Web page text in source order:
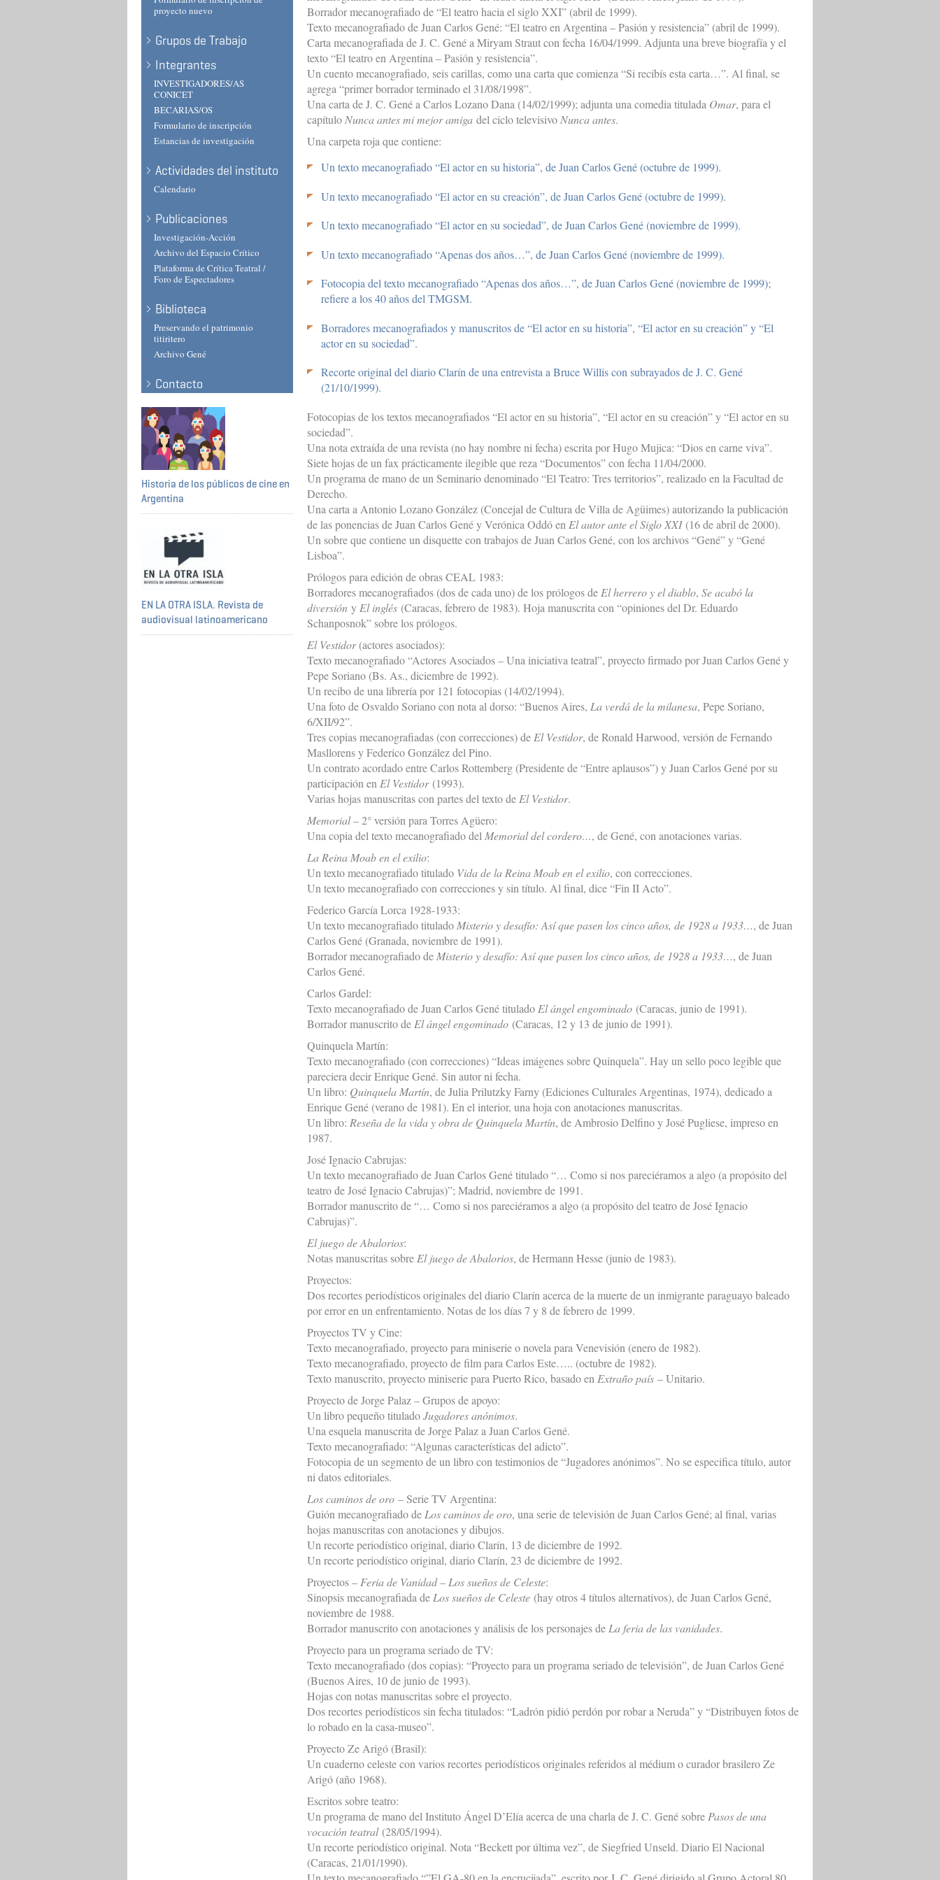
proyecto nuevo
Grupos de Trabajo
Integrantes
INVESTIGADORES/AS
CONICET
BECARIAS/OS
Formulario de inscripción
Estancias de investigación
Actividades del instituto
Calendario
Publicaciones
Investigación-Acción
Archivo del Espacio Crítico
Plataforma de Crítica Teatral /
Foro de Espectadores
Biblioteca
Preservando el patrimonio
titiritero
Archivo Gené
Contacto
Historia de los públicos de cine en
Argentina
EN LA OTRA ISLA. Revista de
audiovisual latinoamericano
Borrador mecanografiado de “El teatro hacia el siglo XXI” (abril de 1999).
Texto mecanografiado de Juan Carlos Gené: “El teatro en Argentina – Pasión y resistencia” (abril de 1999).
Carta mecanografiada de J. C. Gené a Miryam Straut con fecha 16/04/1999. Adjunta una breve biografía y el
texto “El teatro en Argentina – Pasión y resistencia”.
Un cuento mecanografiado, seis carillas, como una carta que comienza “Si recibís esta carta…”. Al final, se
agrega “primer borrador terminado el 31/08/1998”.
Una carta de J. C. Gené a Carlos Lozano Dana (14/02/1999); adjunta una comedia titulada Omar, para el
capítulo Nunca antes mi mejor amiga del ciclo televisivo Nunca antes.
Una carpeta roja que contiene:
Un texto mecanografiado “El actor en su historia”, de Juan Carlos Gené (octubre de 1999).
Un texto mecanografiado “El actor en su creación”, de Juan Carlos Gené (octubre de 1999).
Un texto mecanografiado “El actor en su sociedad”, de Juan Carlos Gené (noviembre de 1999).
Un texto mecanografiado “Apenas dos años…”, de Juan Carlos Gené (noviembre de 1999).
Fotocopia del texto mecanografiado “Apenas dos años…”, de Juan Carlos Gené (noviembre de 1999);
refiere a los 40 años del TMGSM.
Borradores mecanografiados y manuscritos de “El actor en su historia”, “El actor en su creación” y “El
actor en su sociedad”.
Recorte original del diario Clarín de una entrevista a Bruce Willis con subrayados de J. C. Gené
(21/10/1999).
Fotocopias de los textos mecanografiados “El actor en su historia”, “El actor en su creación” y “El actor en su
sociedad”.
Una nota extraída de una revista (no hay nombre ni fecha) escrita por Hugo Mujica: “Dios en carne viva”.
Siete hojas de un fax prácticamente ilegible que reza “Documentos” con fecha 11/04/2000.
Un programa de mano de un Seminario denominado “El Teatro: Tres territorios”, realizado en la Facultad de
Derecho.
Una carta a Antonio Lozano González (Concejal de Cultura de Villa de Agüimes) autorizando la publicación
de las ponencias de Juan Carlos Gené y Verónica Oddó en El autor ante el Siglo XXI(16 de abril de 2000).
Un sobre que contiene un disquette con trabajos de Juan Carlos Gené, con los archivos “Gené” y “Gené
Lisboa”.
Prólogos para edición de obras CEAL 1983:
Borradores mecanografiados (dos de cada uno) de los prólogos de El herrero y el diablo, Se acabó la
diversión y El inglés (Caracas, febrero de 1983). Hoja manuscrita con “opiniones del Dr. Eduardo
Schanposnok” sobre los prólogos.
El Vestidor(actores asociados):
Texto mecanografiado “Actores Asociados – Una iniciativa teatral”, proyecto firmado por Juan Carlos Gené y
Pepe Soriano (Bs. As., diciembre de 1992).
Un recibo de una librería por 121 fotocopias (14/02/1994).
Una foto de Osvaldo Soriano con nota al dorso: “Buenos Aires, La verdá de la milanesa, Pepe Soriano,
6/XII/92”.
Tres copias mecanografiadas (con correcciones) de El Vestidor, de Ronald Harwood, versión de Fernando
Masllorens y Federico González del Pino.
Un contrato acordado entre Carlos Rottemberg (Presidente de “Entre aplausos”) y Juan Carlos Gené por su
participación en El Vestidor(1993).
Varias hojas manuscritas con partes del texto de El Vestidor.
Memorial– 2° versión para Torres Agüero:
Una copia del texto mecanografiado del Memorial del cordero…, de Gené, con anotaciones varias.
La Reina Moab en el exilio:
Un texto mecanografiado titulado Vida de la Reina Moab en el exilio, con correcciones.
Un texto mecanografiado con correcciones y sin título. Al final, dice “Fin II Acto”.
Federico García Lorca 1928-1933:
Un texto mecanografiado titulado Misterio y desafío: Así que pasen los cinco años, de 1928 a 1933…, de Juan
Carlos Gené (Granada, noviembre de 1991).
Borrador mecanografiado de Misterio y desafío: Así que pasen los cinco años, de 1928 a 1933…, de Juan
Carlos Gené.
Carlos Gardel:
Texto mecanografiado de Juan Carlos Gené titulado El ángel engominado (Caracas, junio de 1991).
Borrador manuscrito de El ángel engominado (Caracas, 12 y 13 de junio de 1991).
Quinquela Martín:
Texto mecanografiado (con correcciones) “Ideas imágenes sobre Quinquela”. Hay un sello poco legible que
pareciera decir Enrique Gené. Sin autor ni fecha.
Un libro: Quinquela Martín, de Julia Prilutzky Farny (Ediciones Culturales Argentinas, 1974), dedicado a
Enrique Gené (verano de 1981). En el interior, una hoja con anotaciones manuscritas.
Un libro: Reseña de la vida y obra de Quinquela Martín, de Ambrosio Delfino y José Pugliese, impreso en
1987.
José Ignacio Cabrujas:
Un texto mecanografiado de Juan Carlos Gené titulado “… Como si nos pareciéramos a algo (a propósito del
teatro de José Ignacio Cabrujas)”; Madrid, noviembre de 1991.
Borrador manuscrito de “… Como si nos pareciéramos a algo (a propósito del teatro de José Ignacio
Cabrujas)”.
El juego de Abalorios:
Notas manuscritas sobre El juego de Abalorios, de Hermann Hesse (junio de 1983).
Proyectos:
Dos recortes periodísticos originales del diario Clarín acerca de la muerte de un inmigrante paraguayo baleado
por error en un enfrentamiento. Notas de los días 7 y 8 de febrero de 1999.
Proyectos TV y Cine:
Texto mecanografiado, proyecto para miniserie o novela para Venevisión (enero de 1982).
Texto mecanografiado, proyecto de film para Carlos Este….. (octubre de 1982).
Texto manuscrito, proyecto miniserie para Puerto Rico, basado en Extraño país – Unitario.
Proyecto de Jorge Palaz – Grupos de apoyo:
Un libro pequeño tituladoJugadores anónimos.
Una esquela manuscrita de Jorge Palaz a Juan Carlos Gené.
Texto mecanografiado: “Algunas características del adicto”.
Fotocopia de un segmento de un libro con testimonios de “Jugadores anónimos”. No se especifica título, autor
ni datos editoriales.
Los caminos de oro – Serie TV Argentina:
Guión mecanografiado de Los caminos de oro, una serie de televisión de Juan Carlos Gené; al final, varias
hojas manuscritas con anotaciones y dibujos.
Un recorte periodístico original, diario Clarín, 13 de diciembre de 1992.
Un recorte periodístico original, diario Clarín, 23 de diciembre de 1992.
Proyectos – Feria de Vanidad – Los sueños de Celeste:
Sinopsis mecanografiada de Los sueños de Celeste (hay otros 4 títulos alternativos), de Juan Carlos Gené,
noviembre de 1988.
Borrador manuscrito con anotaciones y análisis de los personajes de La feria de las vanidades.
Proyecto para un programa seriado de TV:
Texto mecanografiado (dos copias): “Proyecto para un programa seriado de televisión”, de Juan Carlos Gené
(Buenos Aires, 10 de junio de 1993).
Hojas con notas manuscritas sobre el proyecto.
Dos recortes periodísticos sin fecha titulados: “Ladrón pidió perdón por robar a Neruda” y “Distribuyen fotos de
lo robado en la casa-museo”.
Proyecto Ze Arigó (Brasil):
Un cuaderno celeste con varios recortes periodísticos originales referidos al médium o curador brasilero Ze
Arigó (año 1968).
Escritos sobre teatro:
Un programa de mano del Instituto Ángel D’Elía acerca de una charla de J. C. Gené sobre Pasos de una
vocación teatral(28/05/1994).
Un recorte periodístico original. Nota “Beckett por última vez”, de Siegfried Unseld. Diario El Nacional
(Caracas, 21/01/1990).